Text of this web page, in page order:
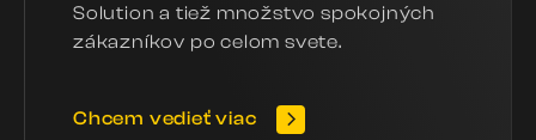
Solution a tiež množstvo spokojných
zákazníkov po celom svete.
Chcem vedieť viac